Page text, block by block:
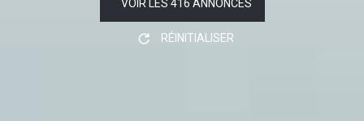
VOIR LES 416 ANNONCES
RÉINITIALISER